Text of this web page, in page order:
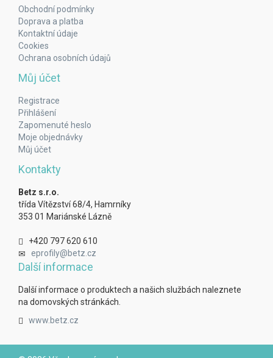
Obchodní podmínky
Doprava a platba
Kontaktní údaje
Cookies
Ochrana osobních údajů
Můj účet
Registrace
Přihlášení
Zapomenuté heslo
Moje objednávky
Můj účet
Kontakty
Betz s.r.o.
třída Vítězství 68/4, Hamrníky
353 01 Mariánské Lázně
+420 797 620 610
eprofily@betz.cz
Další informace
Další informace o produktech a našich službách naleznete
na domovských stránkách.
www.betz.cz